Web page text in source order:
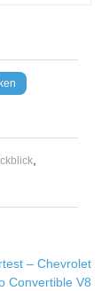
,
– Chevrolet
Convertible V8